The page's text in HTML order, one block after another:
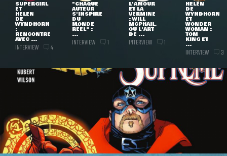
SUPERGIRL
ET
HELEN
DE
WYNDHORN
:
RENCONTRE
AVEC ...
INTERVIEW 4
"CHAQUE
AUTEUR
S'INSPIRE
DU
MONDE
RÉEL" :
...
INTERVIEW 1
L'AMOUR
ET LA
VERMINE
: WILL
MCPHAIL,
OU L'ART
DE ...
INTERVIEW 1
HELEN
DE
WYNDHORN
ET
WONDER
WOMAN :
TOM
KING ET
...
INTERVIEW 3